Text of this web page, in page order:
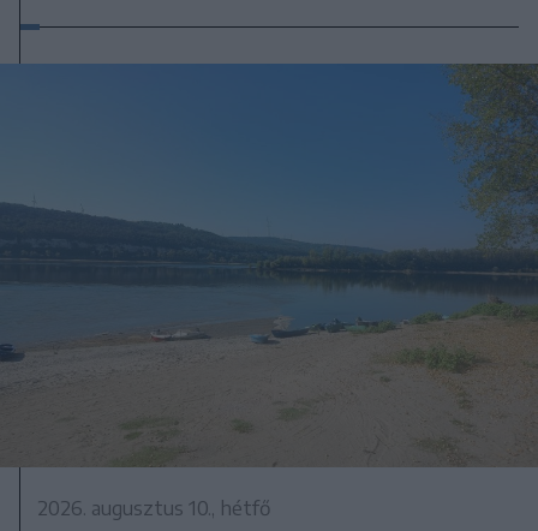
2026. augusztus 10., hétfő